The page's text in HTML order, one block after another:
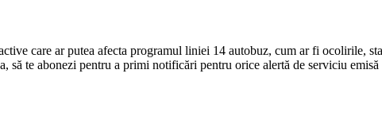
care ar putea afecta programul liniei 14 autobuz, cum ar fi ocolirile,
să te abonezi pentru a primi notificări pentru orice alertă de serviciu